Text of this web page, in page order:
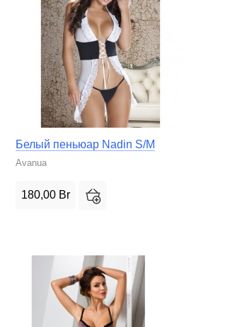
Белый пеньюар Nadin S/M
Avanua
180,00 Br